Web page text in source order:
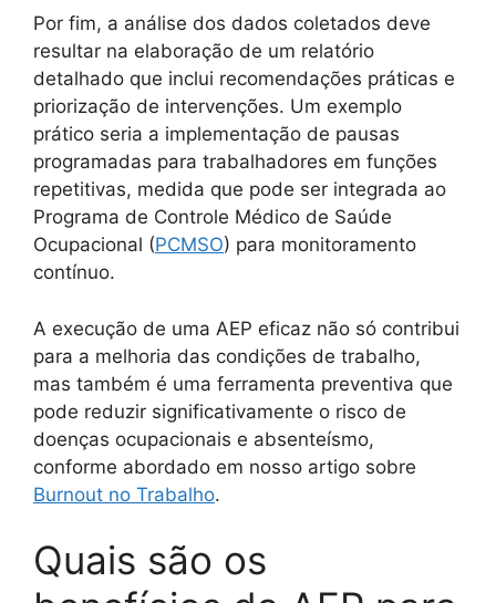
Por fim, a análise dos dados coletados deve
resultar na elaboração de um relatório
detalhado que inclui recomendações práticas e
priorização de intervenções. Um exemplo
prático seria a implementação de pausas
programadas para trabalhadores em funções
repetitivas, medida que pode ser integrada ao
Programa de Controle Médico de Saúde
Ocupacional (PCMSO) para monitoramento
contínuo.
A execução de uma AEP eficaz não só contribui
para a melhoria das condições de trabalho,
mas também é uma ferramenta preventiva que
pode reduzir significativamente o risco de
doenças ocupacionais e absenteísmo,
conforme abordado em nosso artigo sobre
Burnout no Trabalho.
Quais são os